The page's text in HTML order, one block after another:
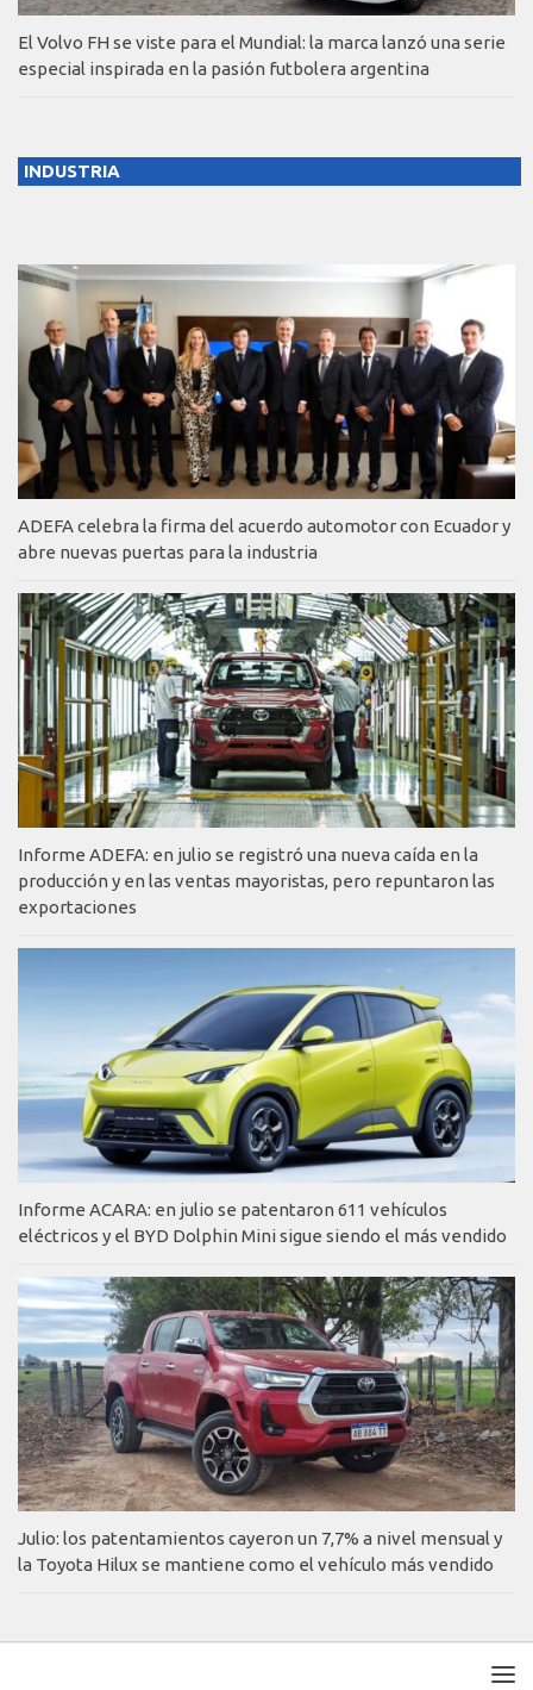
El Volvo FH se viste para el Mundial: la marca lanzó una serie
especial inspirada en la pasión futbolera argentina
INDUSTRIA
ADEFA celebra la firma del acuerdo automotor con Ecuador y
abre nuevas puertas para la industria
Informe ADEFA: en julio se registró una nueva caída en la
producción y en las ventas mayoristas, pero repuntaron las
exportaciones
Informe ACARA: en julio se patentaron 611 vehículos
eléctricos y el BYD Dolphin Mini sigue siendo el más vendido
Julio: los patentamientos cayeron un 7,7% a nivel mensual y
la Toyota Hilux se mantiene como el vehículo más vendido